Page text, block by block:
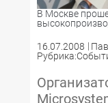
В Москве
16.07.2008